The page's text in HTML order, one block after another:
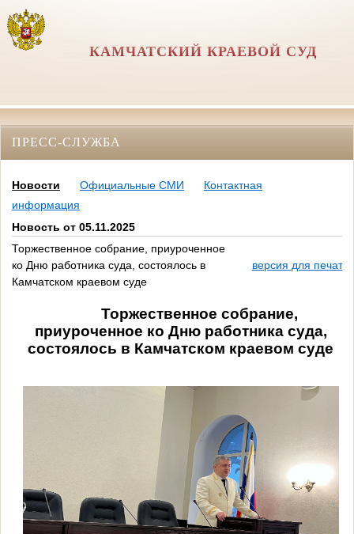
КАМЧАТСКИЙ КРАЕВОЙ СУД
ПРЕСС-СЛУЖБА
Новости Официальные СМИ
Контактная
информация
Новость от 05.11.2025
Торжественное собрание, приуроченное
ко Дню работника суда, состоялось в
Камчатском краевом суде
версия для печати
Торжественное собрание,
приуроченное ко Дню работника суда,
состоялось в Камчатском краевом суде